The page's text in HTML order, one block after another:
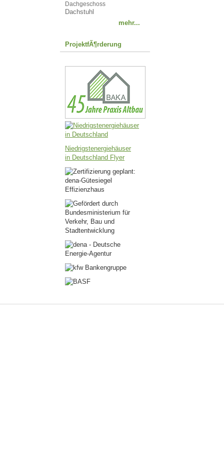
Dachgeschoss
Dachstuhl
mehr...
ProjektfÃ¶rderung
Niedrigstenergiehäuser
in Deutschland Flyer